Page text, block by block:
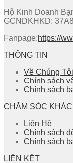
Hộ Kinh Doanh
GCNDKHKD:
Fanpage:https://
THÔNG TIN
Về Chúng Tôi
Chính sách
Chính sách
CHĂM SÓC
Liên Hệ
Chính sách
Chính sách
LIÊN KẾT